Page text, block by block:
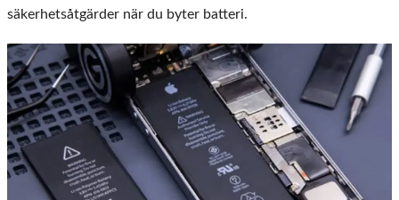
säkerhetsåtgärder när du byter batteri.